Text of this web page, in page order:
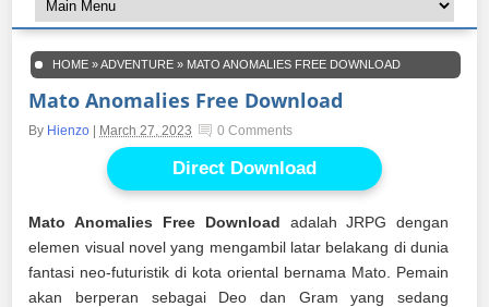
HOME »ADVENTURE » MATO ANOMALIES FREE DOWNLOAD
Mato Anomalies Free Download
By Hienzo March 27, 2023 0 Comments
Direct Download
Mato Anomalies Free Download adalah JRPG dengan
elemen visual novel yang mengambil latar belakang di dunia
fantasi neo-futuristik di kota oriental bernama Mato. Pemain
akan berperan sebagai Deo dan Gram yang sedang